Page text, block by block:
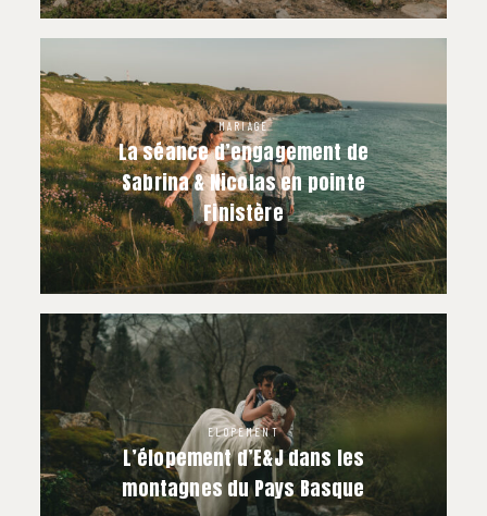
MARIAGE
La séance d’engagement de
Sabrina & Nicolas en pointe
Finistère
ELOPEMENT
L’élopement d’E&J dans les
montagnes du Pays Basque